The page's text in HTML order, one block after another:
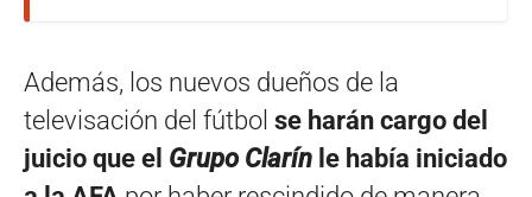
Además, los nuevos dueños de la
televisación del fútbol se harán cargo del
juicio que el Grupo Clarín le había iniciado